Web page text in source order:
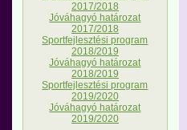
2017/2018
Jóváhagyó határozat
2017/2018
Sportfejlesztési program
2018/2019
Jóváhagyó határozat
2018/2019
Sportfejlesztési program
2019/2020
Jóváhagyó határozat
2019/2020